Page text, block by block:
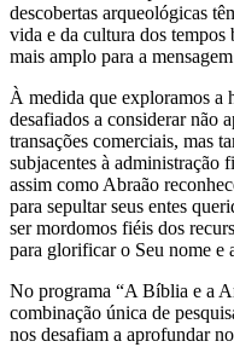
descobertas arqueológicas
vida e da cultura dos
mais amplo para a
À medida que exploramos a
desafiados a considerar não
transações comerciais, mas
subjacentes à administração
assim como Abraão
para sepultar seus entes
ser mordomos fiéis dos
para glorificar o Seu nome e
No programa “A Bíblia e a
combinação única de
nos desafiam a aprofundar